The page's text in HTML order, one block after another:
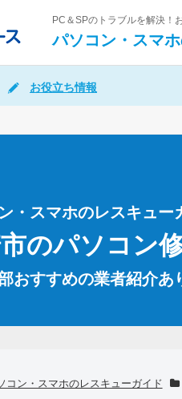
PC＆SPのトラブルを解決！
パソコン・スマ
お役立ち情報
・スマホのレスキュー
のパソコン
おすすめの業者紹介あ
コン・スマホのレスキューガイド